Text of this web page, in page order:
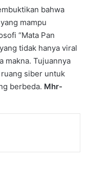
bahwa
mampu
“Mata Pan
tidak hanya viral
makna. Tujuannya
siber untuk
berbeda. Mhr-